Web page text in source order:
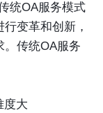
统OA服务模式
变革和创新，
。传统OA服务
度大